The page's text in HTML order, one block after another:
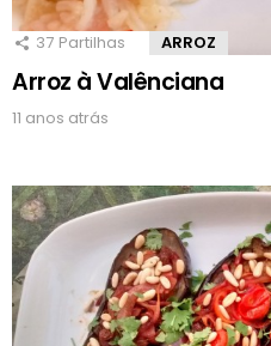
37 Partilhas ARROZ
Arroz à Valênciana
11 anos atrás